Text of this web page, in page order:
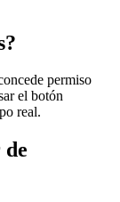
permiso
el botón
real.